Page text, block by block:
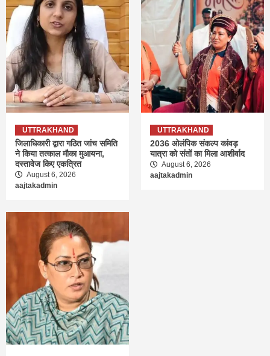
UTTRAKHAND
जिलाधिकारी द्वारा गठित जांच समिति
ने किया तत्काल मौका मुआयना,
दस्तावेज किए एकत्रित
August 6, 2026
aajtakadmin
UTTRAKHAND
2036 ओलंपिक संकल्प कांवड़
यात्रा को संतों का मिला आशीर्वाद
August 6, 2026
aajtakadmin